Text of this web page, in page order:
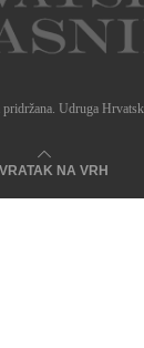
pridržana. Udruga
NA VRH